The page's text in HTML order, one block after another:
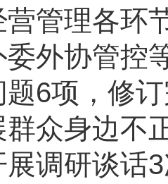
营管理各环
外协管控
题6项，修
群众身边不
展调研谈话